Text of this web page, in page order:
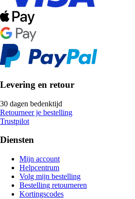
Levering en retour
30 dagen bedenktijd
Retourneer je bestelling
Trustpilot
Diensten
Mijn account
Helpcentrum
Volg mijn bestelling
Bestelling retourneren
Kortingscodes